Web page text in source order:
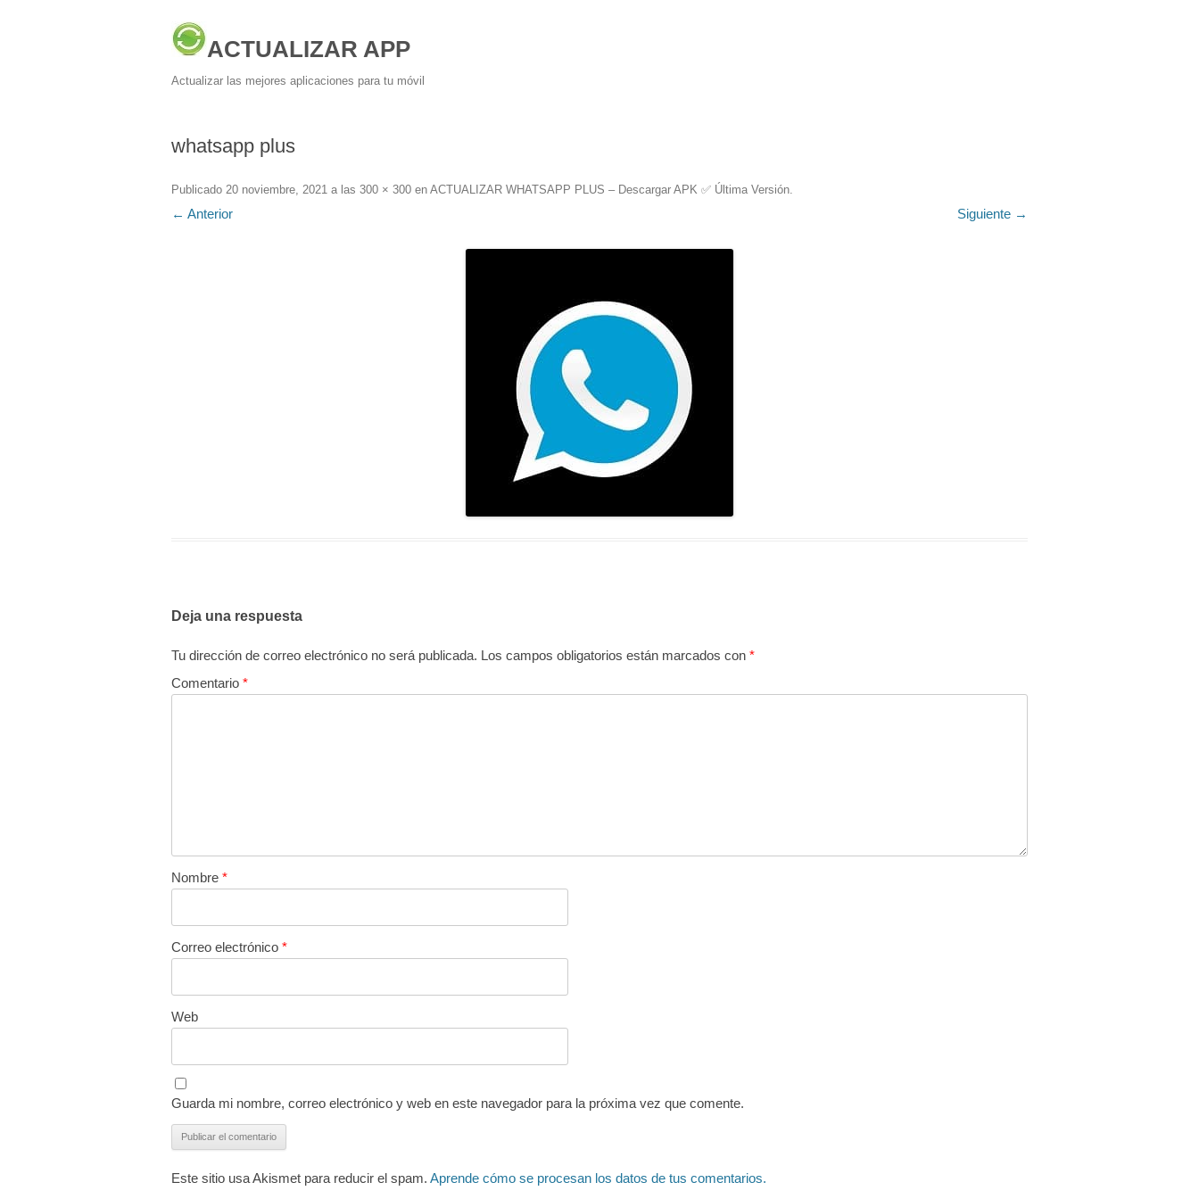
ACTUALIZAR APP
Actualizar las mejores aplicaciones para tu móvil
whatsapp plus
Publicado 20 noviembre, 2021 a las 300 × 300 en ACTUALIZAR WHATSAPP PLUS – Descargar APK ✅️ Última Versión.
← Anterior Siguiente →
Deja una respuesta
Tu dirección de correo electrónico no será publicada. Los campos obligatorios están marcados con *
Comentario *
Nombre *
Correo electrónico *
Web
Guarda mi nombre, correo electrónico y web en este navegador para la próxima vez que comente.
Este sitio usa Akismet para reducir el spam. Aprende cómo se procesan los datos de tus comentarios.